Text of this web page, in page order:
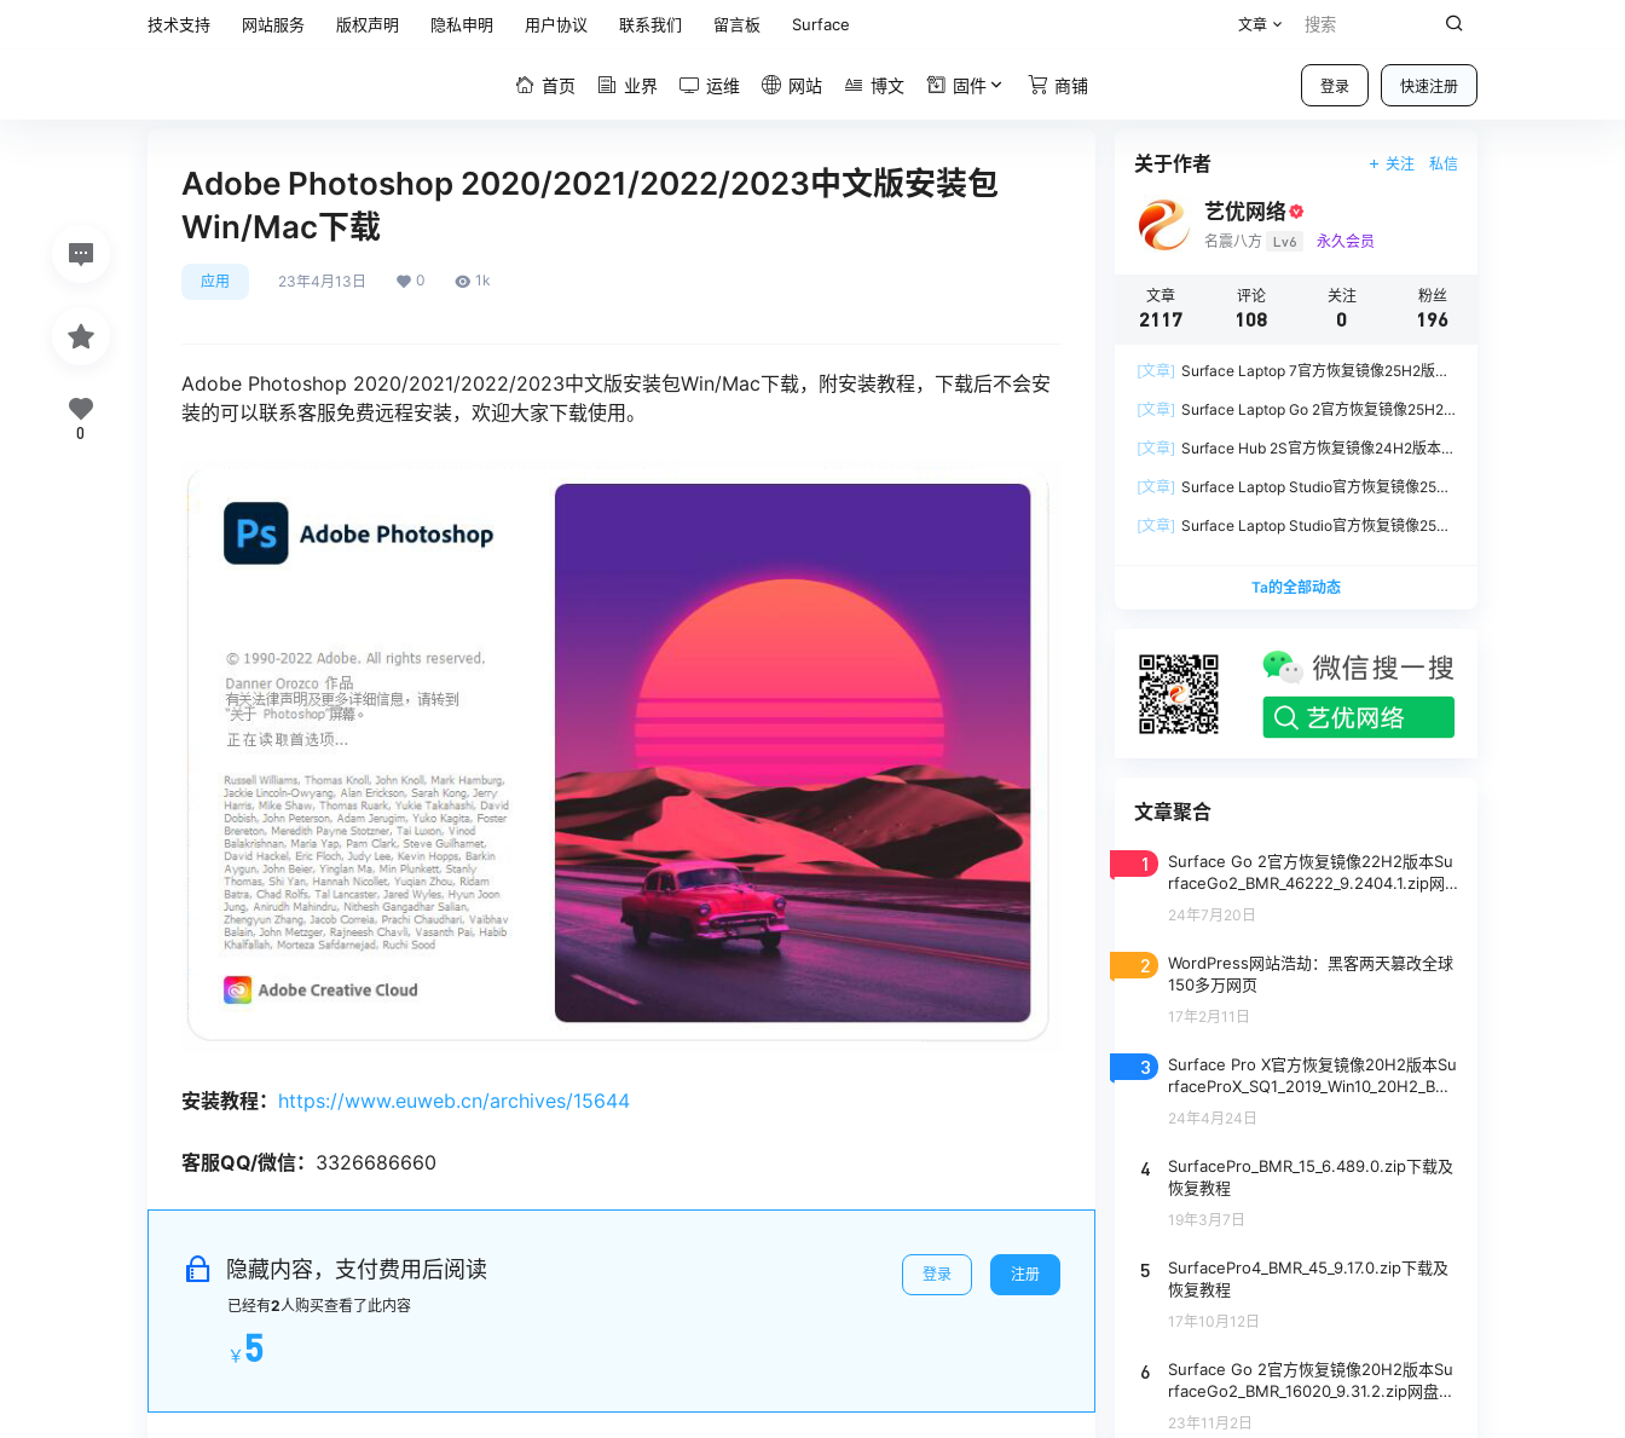
技术支持 网站服务 版权声明 隐私申明 用户协议 联系我们 留言板 Surface 文章
登录 快速注册
首页 业界 运维 网站 博文 固件 商铺
Adobe Photoshop 2020/2021/2022/2023中文版安装包
Win/Mac下载
应用 23年4月13日 0 1k
Adobe Photoshop 2020/2021/2022/2023中文版安装包Win/Mac下载，附安装教程，下载后不会安
装的可以联系客服免费远程安装，欢迎大家下载使用。
安装教程： https://www.euweb.cn/archives/15644
客服QQ/微信： 3326686660
隐藏内容，支付费用后阅读
已经有2人购买查看了此内容
￥ 5
登录 注册
0
关于作者 关注 私信
艺优网络
名震八方 Lv6 永久会员
文章
2117
评论
108
关注
0
粉丝
196
[文章] Surface Laptop 7官方恢复镜像25H2版本
254.zip网盘下载
[文章] Surface Laptop Go 2官方恢复镜像25H2
SurfaceLaptopGo2_BMR_42032_2026.507.118
98505.zip网盘下载
[文章] Surface Hub 2S官方恢复镜像24H2版本
7.zip网盘下载
[文章] Surface Laptop Studio官方恢复镜像25H2
SurfaceLaptopStudio_BMR_42032_2026.402.1
[文章] Surface Laptop Studio官方恢复镜像25H2
SurfaceLaptopStudio_BMR_12010_2026.402.11
740375.zip网盘下载
Ta的全部动态
文章聚合
1
Surface Go 2官方恢复镜像22H2版本Su
rfaceGo2_BMR_46222_9.2404.1.zip网
盘下载
24年7月20日
2
WordPress网站浩劫：黑客两天篡改全球
150多万网页
17年2月11日
3
Surface Pro X官方恢复镜像20H2版本Su
rfaceProX_SQ1_2019_Win10_20H2_BM
R_16_130.228.3.zip网盘下载
24年4月24日
4
SurfacePro_BMR_15_6.489.0.zip下载及
恢复教程
19年3月7日
5
SurfacePro4_BMR_45_9.17.0.zip下载及
恢复教程
17年10月12日
6
Surface Go 2官方恢复镜像20H2版本Su
rfaceGo2_BMR_16020_9.31.2.zip网盘下
23年11月2日